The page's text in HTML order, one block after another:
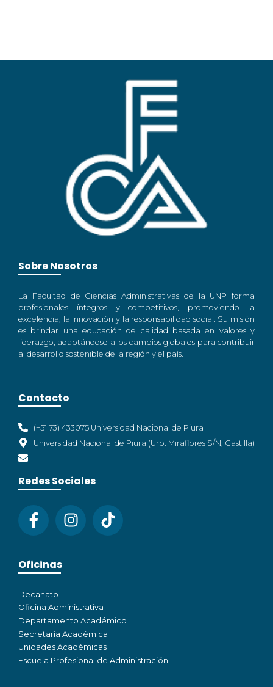
Sobre Nosotros
La Facultad de Ciencias Administrativas de la UNP forma
profesionales íntegros y competitivos, promoviendo la
excelencia, la innovación y la responsabilidad social. Su misión
es brindar una educación de calidad basada en valores y
liderazgo, adaptándose a los cambios globales para contribuir
al desarrollo sostenible de la región y el país.
Contacto
(+51 73) 433075 Universidad Nacional de Piura
Universidad Nacional de Piura (Urb. Miraflores S/N, Castilla)
---
Redes Sociales
Oficinas
Decanato
Oficina Administrativa
Departamento Académico
Secretaría Académica
Unidades Académicas
Escuela Profesional de Administración